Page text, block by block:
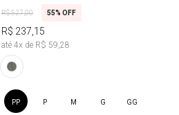
R$527,00 55% OFF
R$ 237 15
até 4x de R$ 59,28
PP P M G GG